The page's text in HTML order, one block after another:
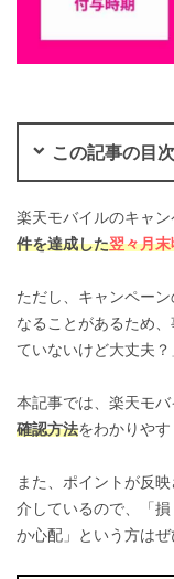
この記事の目次
楽天モバイルのキャ
件を達成した翌々月末
ただし、キャンペー
なることがあるため
ていないけど大丈夫
本記事では、楽天モ
確認方法をわかりやす
また、ポイントが反
介しているので、「
か心配」という方はぜ